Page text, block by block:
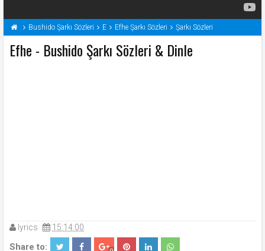
Bushido Şarkı Sözleri E Efhe Şarkı Sözleri Şarkı Sözleri
Efhe - Bushido Şarkı Sözleri & Dinle
lyrics 15:14:00
Share to: